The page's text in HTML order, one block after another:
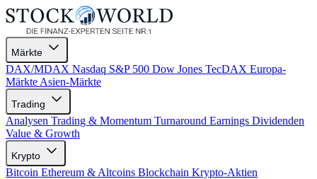
Märkte
DAX/MDAX Nasdaq S&P 500 Dow Jones TecDAX Europa-
Märkte Asien-Märkte
Trading
Analysen Trading & Momentum Turnaround Earnings Dividenden
Value & Growth
Krypto
Bitcoin Ethereum & Altcoins Blockchain Krypto-Aktien